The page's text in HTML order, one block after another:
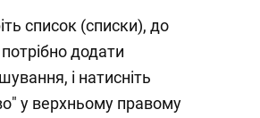
список (списки), до
додати
і натисніть
у верхньому правому